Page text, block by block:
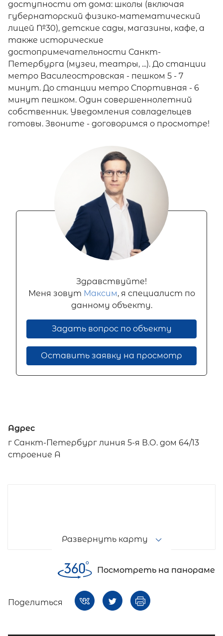
доступности от дома: школы (включая
губернаторский физико-математический
лицей №30), детские сады, магазины, кафе, а
также исторические
достопримечательности Санкт-
Петербурга (музеи, театры, ...). До станции
метро Василеостровская - пешком 5 - 7
минут. До станции метро Спортивная - 6
минут пешком. Один совершеннолетний
собственник. Уведомления совладельцев
готовы. Звоните - договоримся о просмотре!
Здравствуйте!
Меня зовут Максим, я специалист по
данному объекту.
Задать вопрос по объекту
Оставить заявку на просмотр
Адрес
г Санкт-Петербург линия 5-я В.О. дом 64/13
строение А
Развернуть карту
Посмотреть на панораме
Поделиться